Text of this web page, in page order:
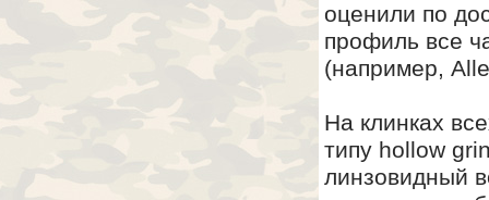
оценили по
профиль все
(например,
На клинках
типу hollow
линзовидный